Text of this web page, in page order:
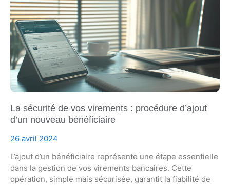
La sécurité de vos virements : procédure d’ajout
d’un nouveau bénéficiaire
26 avril 2024
L’ajout d’un bénéficiaire représente une étape essentielle
dans la gestion de vos virements bancaires. Cette
opération, simple mais sécurisée, garantit la fiabilité de